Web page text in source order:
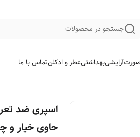
جستجو در محصولات
آرایشیبهداشتیعطر و ادکلنتماس با ما